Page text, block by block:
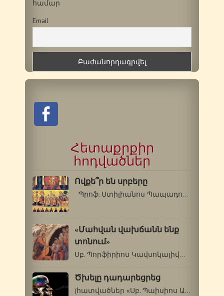
համար
Email
Հետաքրքիր
հոդվածներ
Ովքե՞ր են սրբերը
Պրոֆ. Ստիլիանոս Պապադոպուլոս (Գերասիմոս…
«Մահվան վախճանն ենք
տոնում»
Սբ. Պորֆիրիոս Կավսոկալիվացի (1906-1991թթ.)…
Ծխելը դադարեցրեց
(հատվածներ «Սբ. Պաիսիոս Աթոսացու…